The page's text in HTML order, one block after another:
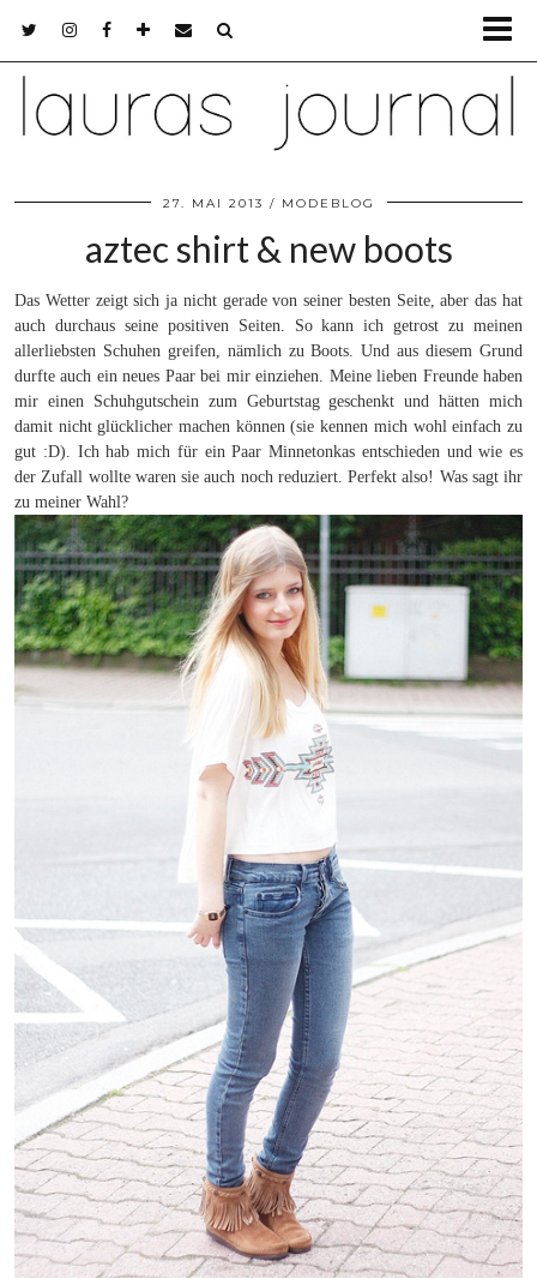
27. MAI 2013 MODEBLOG
aztec shirt & new boots
Das Wetter zeigt sich ja nicht gerade von seiner besten Seite, aber das hat
auch durchaus seine positiven Seiten. So kann ich getrost zu meinen
allerliebsten Schuhen greifen, nämlich zu Boots. Und aus diesem Grund
durfte auch ein neues Paar bei mir einziehen. Meine lieben Freunde haben
mir einen Schuhgutschein zum Geburtstag geschenkt und hätten mich
damit nicht glücklicher machen können (sie kennen mich wohl einfach zu
gut :D). Ich hab mich für ein Paar Minnetonkas entschieden und wie es
der Zufall wollte waren sie auch noch reduziert. Perfekt also! Was sagt ihr
zu meiner Wahl?